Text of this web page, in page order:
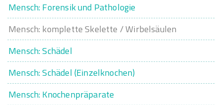
Mensch: Forensik und Pathologie
Mensch: komplette Skelette / Wirbelsäulen
Mensch: Schädel
Mensch: Schädel (Einzelknochen)
Mensch: Knochenpräparate